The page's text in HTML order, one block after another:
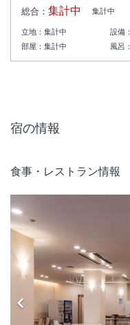
総合： 集計中 集計中
立地： 集計中 設備：
部屋： 集計中 風呂：
宿の情報
食事・レストラン情報